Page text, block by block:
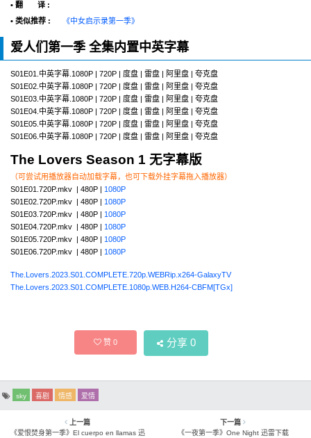
• 翻 译 :
• 类似推荐 :
《中女启示录第一季》
爱人们第一季 全集内置中英字幕
S01E01.中英字幕.1080P | 720P | 度盘 | 雷盘 | 阿里盘 | 夸克盘
S01E02.中英字幕.1080P | 720P | 度盘 | 雷盘 | 阿里盘 | 夸克盘
S01E03.中英字幕.1080P | 720P | 度盘 | 雷盘 | 阿里盘 | 夸克盘
S01E04.中英字幕.1080P | 720P | 度盘 | 雷盘 | 阿里盘 | 夸克盘
S01E05.中英字幕.1080P | 720P | 度盘 | 雷盘 | 阿里盘 | 夸克盘
S01E06.中英字幕.1080P | 720P | 度盘 | 雷盘 | 阿里盘 | 夸克盘
The Lovers Season 1 无字幕版
（可尝试用播放器自动加载字幕，也可下载外挂字幕拖入播放器）
S01E01.720P.mkv | 480P | 1080P
S01E02.720P.mkv | 480P | 1080P
S01E03.720P.mkv | 480P | 1080P
S01E04.720P.mkv | 480P | 1080P
S01E05.720P.mkv | 480P | 1080P
S01E06.720P.mkv | 480P | 1080P
The.Lovers.2023.S01.COMPLETE.720p.WEBRip.x264-GalaxyTV
The.Lovers.2023.S01.COMPLETE.1080p.WEB.H264-CBFM[TGx]
赞0 分享 0
sky 喜剧 情感 爱情
上一篇
《爱恨焚身第一季》El cuerpo en llamas 迅
下一篇
《一夜第一季》One Night 迅雷下载